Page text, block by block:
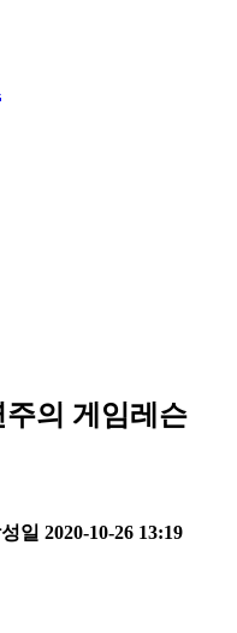
의 게임레슨
일 2020-10-26 13:19